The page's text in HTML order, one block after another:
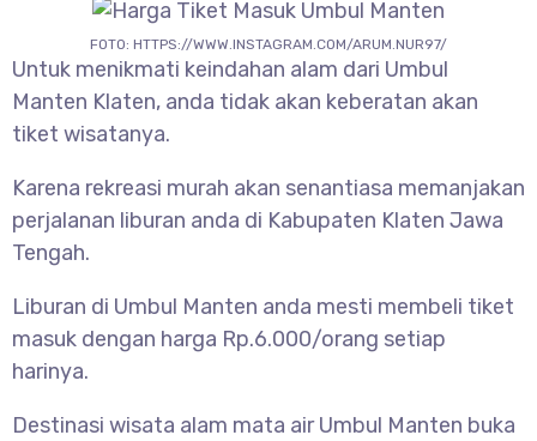
FOTO: HTTPS://WWW.INSTAGRAM.COM/ARUM.NUR97/
Untuk menikmati keindahan alam dari Umbul
Manten Klaten, anda tidak akan keberatan akan
tiket wisatanya.
Karena rekreasi murah akan senantiasa memanjakan
perjalanan liburan anda di Kabupaten Klaten Jawa
Tengah.
Liburan di Umbul Manten anda mesti membeli tiket
masuk dengan harga Rp.6.000/orang setiap
harinya.
Destinasi wisata alam mata air Umbul Manten buka